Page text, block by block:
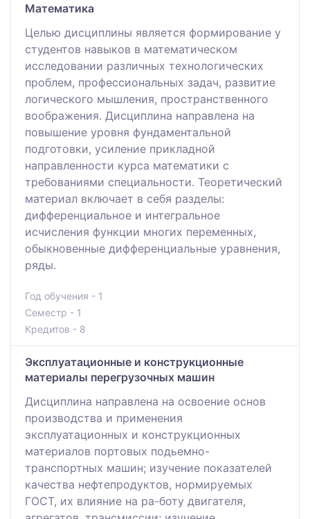
Математика
Целью дисциплины является формирование у
студентов навыков в математическом
исследовании различных технологических
проблем, профессиональных задач, развитие
логического мышления, пространственного
воображения. Дисциплина направлена на
повышение уровня фундаментальной
подготовки, усиление прикладной
направленности курса математики с
требованиями специальности. Теоретический
материал включает в себя разделы:
дифференциальное и интегральное
исчисления функции многих переменных,
обыкновенные дифференциальные уравнения,
ряды.
Год обучения - 1
Семестр - 1
Кредитов - 8
Эксплуатационные и конструкционные
материалы перегрузочных машин
Дисциплина направлена на освоение основ
производства и применения
эксплуатационных и конструкционных
материалов портовых подьемно-
транспортных машин; изучение показателей
качества нефтепродуктов, нормируемых
ГОСТ, их влияние на ра-боту двигателя,